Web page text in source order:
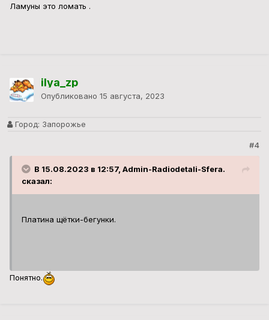
Ламуны это ломать .
ilya_zp
Опубликовано 15 августа, 2023
Город: Запорожье
#4
В 15.08.2023 в 12:57, Admin-Radiodetali-Sfera.
сказал:
Платина щётки-бегунки.
Понятно.